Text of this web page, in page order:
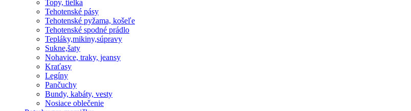
Topy, tielka
Tehotenské pásy
Tehotenské pyžama, košeľe
Tehotenské spodné prádlo
Tepláky,mikiny,súpravy
Sukne,šaty
Nohavice, traky, jeansy
Kraťasy
Legíny
Pančuchy
Bundy, kabáty, vesty
Nosiace oblečenie